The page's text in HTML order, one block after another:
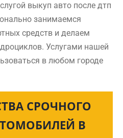
выкуп авто после дтп
занимаемся
средств и делаем
Услугами нашей
в любом городе
СРОЧНОГО
В